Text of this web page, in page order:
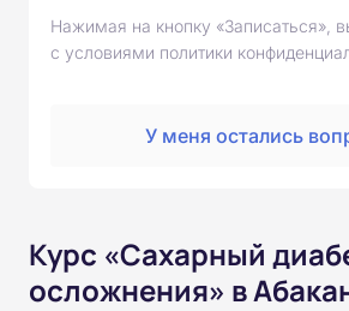
Нажимая на кнопку «Записаться»,
с условиями политики
У меня остались
Курс «Сахарный
осложнения» в